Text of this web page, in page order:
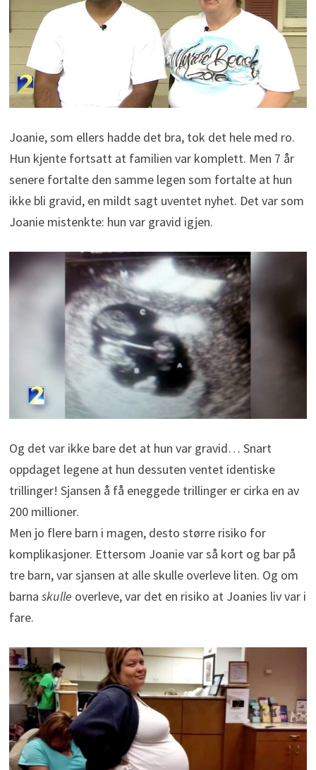
Joanie, som ellers hadde det bra, tok det hele med ro.
Hun kjente fortsatt at familien var komplett. Men 7 år
senere fortalte den samme legen som fortalte at hun
ikke bli gravid, en mildt sagt uventet nyhet. Det var som
Joanie mistenkte: hun var gravid igjen.
Og det var ikke bare det at hun var gravid… Snart
oppdaget legene at hun dessuten ventet identiske
trillinger! Sjansen å få eneggede trillinger er cirka en av
200 millioner.
Men jo flere barn i magen, desto større risiko for
komplikasjoner. Ettersom Joanie var så kort og bar på
tre barn, var sjansen at alle skulle overleve liten. Og om
barna skulle overleve, var det en risiko at Joanies liv var i
fare.